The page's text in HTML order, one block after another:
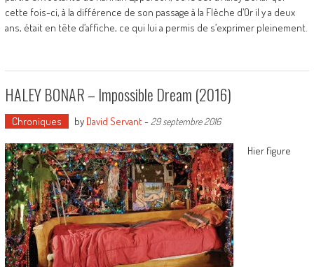
cette fois-ci, à la différence de son passage à la Flèche d’Or il y a deux
ans, était en tête d’affiche, ce qui lui a permis de s’exprimer pleinement.
HALEY BONAR – Impossible Dream (2016)
Chroniques by David Servant- 29 septembre 2016
Hier figure